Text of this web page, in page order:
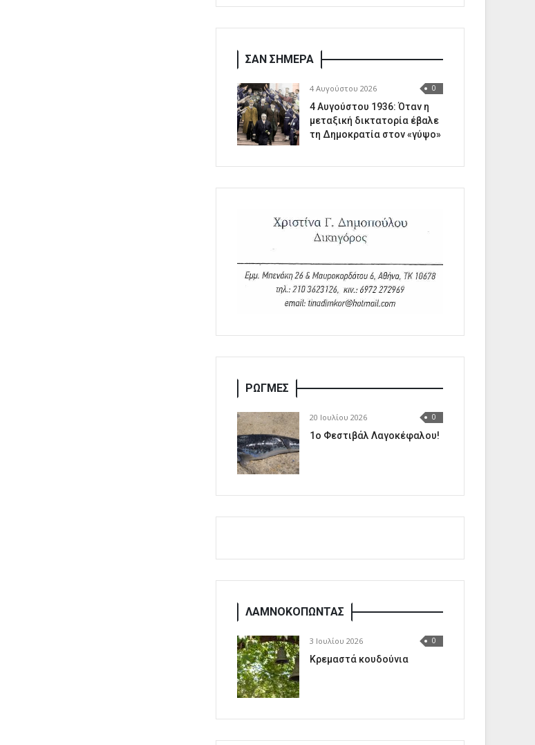
ΣΑΝ ΣΗΜΕΡΑ
4 Αυγούστου 2026 0
4 Αυγούστου 1936: Όταν η
μεταξική δικτατορία έβαλε
τη Δημοκρατία στον «γύψο»
ΡΩΓΜΕΣ
20 Ιουλίου 2026 0
1o Φεστιβάλ Λαγοκέφαλου!
ΛΑΜΝΟΚΟΠΩΝΤΑΣ
3 Ιουλίου 2026 0
Κρεμαστά κουδούνια